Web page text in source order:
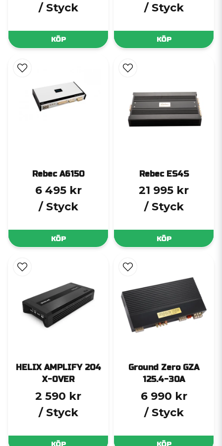
/ Styck
KÖP
/ Styck
KÖP
Rebec A6150
6 495 kr
/ Styck
KÖP
Rebec ES4S
21 995 kr
/ Styck
KÖP
HELIX AMPLIFY 204
X-OVER
2 590 kr
/ Styck
Ground Zero GZA
125.4-30A
6 990 kr
/ Styck